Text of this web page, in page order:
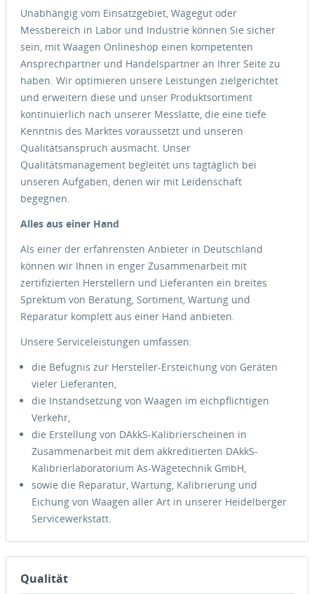
Unabhängig vom Einsatzgebiet, Wägegut oder
Messbereich in Labor und Industrie können Sie sicher
sein, mit Waagen Onlineshop einen kompetenten
Ansprechpartner und Handelspartner an Ihrer Seite zu
haben. Wir optimieren unsere Leistungen zielgerichtet
und erweitern diese und unser Produktsortiment
kontinuierlich nach unserer Messlatte, die eine tiefe
Kenntnis des Marktes voraussetzt und unseren
Qualitätsanspruch ausmacht. Unser
Qualitätsmanagement begleitet uns tagtäglich bei
unseren Aufgaben, denen wir mit Leidenschaft
begegnen.
Alles aus einer Hand
Als einer der erfahrensten Anbieter in Deutschland
können wir Ihnen in enger Zusammenarbeit mit
zertifizierten Herstellern und Lieferanten ein breites
Sprektum von Beratung, Sortiment, Wartung und
Reparatur komplett aus einer Hand anbieten.
Unsere Serviceleistungen umfassen:
die Befugnis zur Hersteller-Ersteichung von Geräten
vieler Lieferanten,
die Instandsetzung von Waagen im eichpflichtigen
Verkehr,
die Erstellung von DAkkS-Kalibrierscheinen in
Zusammenarbeit mit dem akkreditierten DAkkS-
Kalibrierlaboratorium As-Wägetechnik GmbH,
sowie die Reparatur, Wartung, Kalibrierung und
Eichung von Waagen aller Art in unserer Heidelberger
Servicewerkstatt.
Qualität